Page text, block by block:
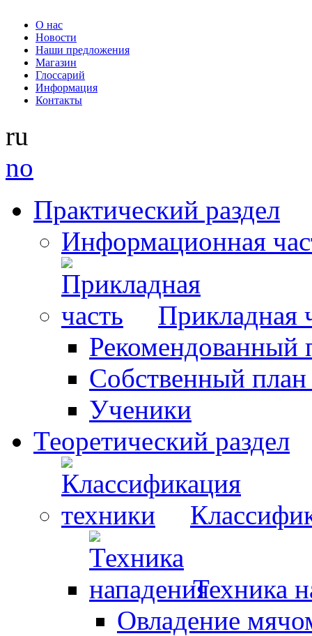
О нас
Новости
Наши предложения
Магазин
Глоссарий
Информация
Контакты
ru
no
Практический раздел
Информационная
Прикладная
Рекомендованный
Собственный
Ученики
Теоретический раздел
Техника
Овладение